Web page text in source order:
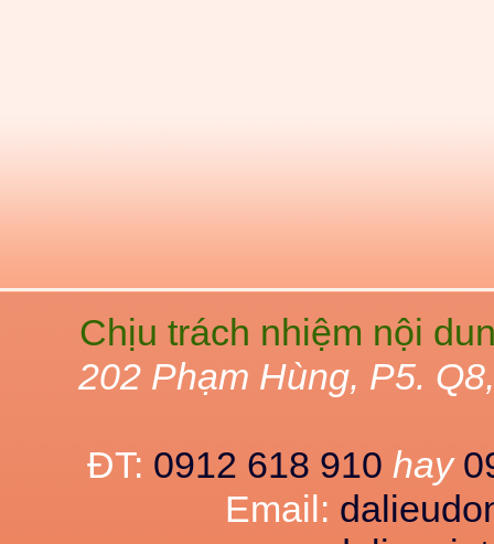
Chịu trách nhiệm nội
202 Phạm Hùng, P5.
ĐT: 0912 618 910 hay
Email: